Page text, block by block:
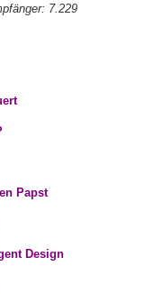
7.229
Papst
Design